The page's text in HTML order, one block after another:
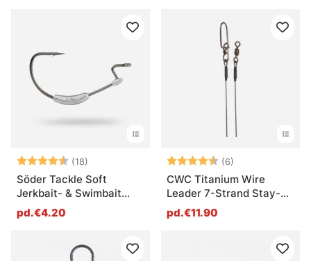
Note: (18)
Söder Tackle Soft
Jerkbait- & Swimbait
Hook
pd.€4.20
Note: (6)
CWC Titanium Wire
Leader 7-Strand Stay-
Lok
pd.€11.90